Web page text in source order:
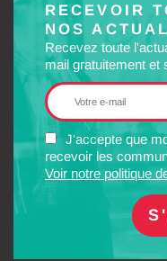
RECEVOIR
NOS
Recevez toute
mail gratuitement et
J'accepte que
recevoir les
Voir notre politique
territoire ;
– le renforcement des
transversales comme sur
– la relance des trains de
– une restauration, un
consignes à des prix
– une baisse générale
(la « SNCF espagnole »)
11 %) a été plus que